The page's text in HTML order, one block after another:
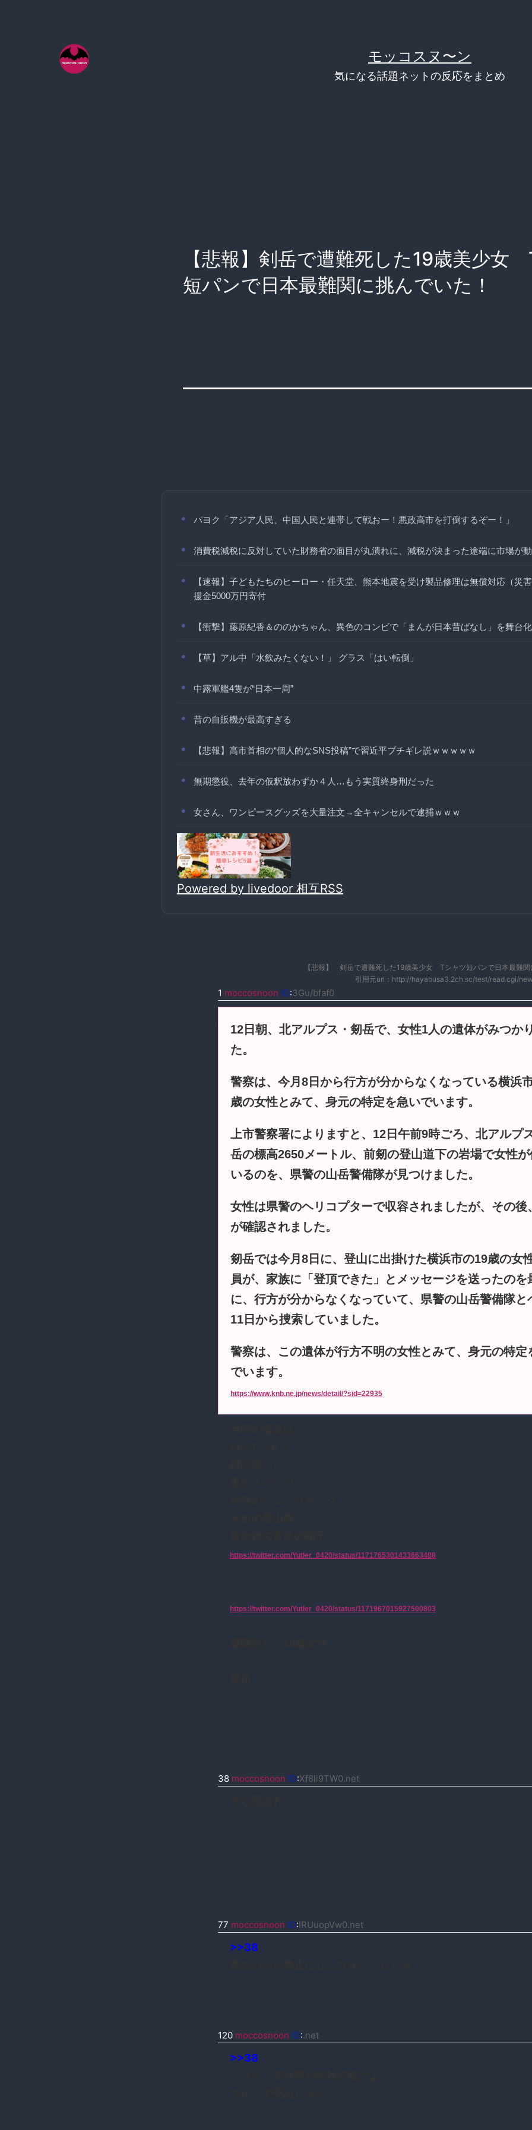
モッコスヌ〜ン
気になる話題ネットの反応をまとめ
【悲報】剣岳で遭難死した19歳美少女
短パンで日本最難関に挑んでいた！
パヨク「アジア人民、中国人民と連帯して戦おー！悪政高市を打倒するぞー！」
消費税減税に反対していた財務省の面目が丸潰れに、減税が決まった途端に市場
【速報】子どもたちのヒーロー・任天堂、熊本地震を受け製品修理は無償対応（災
援金5000万円寄付
【衝撃】藤原紀香＆ののかちゃん、異色のコンビで「まんが日本昔ばなし」を舞台
【草】アル中「水飲みたくない！」 グラス「はい転倒」
中露軍艦4隻が“日本一周”
昔の自販機が最高すぎる
【悲報】高市首相の“個人的なSNS投稿”で習近平ブチギレ説ｗｗｗｗｗ
無期懲役、去年の仮釈放わずか４人…もう実質終身刑だった
女さん、ワンピースグッズを大量注文→全キャンセルで逮捕ｗｗｗ
Powered by livedoor 相互RSS
【悲報】 剣岳で遭難死した19歳美少女 Tシャツ短パンで日本最難関
引用元url：http://hayabusa3.2ch.sc/test/read.cgi/
1 moccosnoon ID:3Gu/bfaf0
12日朝、北アルプス・剱岳で、女性1人の遺体がみつか
た。
警察は、今月8日から行方が分からなくなっている横浜
歳の女性とみて、身元の特定を急いでいます。
上市警察署によりますと、12日午前9時ごろ、北アルプ
岳の標高2650メートル、前剱の登山道下の岩場で女性
いるのを、県警の山岳警備隊が見つけました。
女性は県警のヘリコプターで収容されましたが、その後
が確認されました。
剱岳では今月8日に、登山に出掛けた横浜市の19歳の女
員が、家族に「登頂できた」とメッセージを送ったのを
に、行方が分からなくなっていて、県警の山岳警備隊と
11日から捜索していました。
警察は、この遺体が行方不明の女性とみて、身元の特定
でいます。
https://www.knb.ne.jp/news/detail/?sid=22935
https://twitter.com/Yutler_0420/status/1171765301433663488
https://twitter.com/Yutler_0420/status/1171967015927500803
38 moccosnoon ID:Xf8li9TW0.net
77 moccosnoon ID:IRUuopVw0.net
>>38
120 moccosnoon ID:.net
>>38